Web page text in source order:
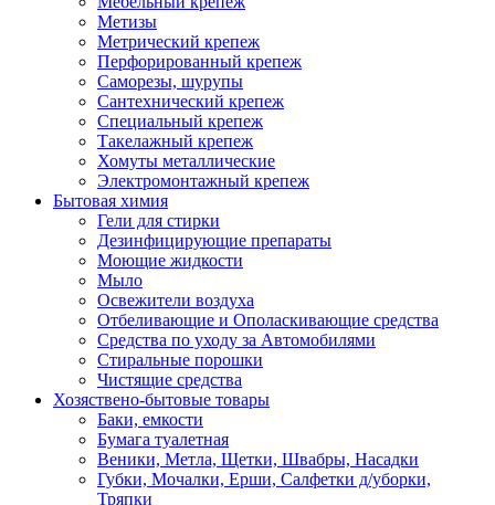
Метизы
Метрический крепеж
Перфорированный крепеж
Саморезы, шурупы
Сантехнический крепеж
Специальный крепеж
Такелажный крепеж
Хомуты металлические
Электромонтажный крепеж
Бытовая химия
Гели для стирки
Дезинфицирующие препараты
Моющие жидкости
Мыло
Освежители воздуха
Отбеливающие и Ополаскивающие средства
Средства по уходу за Автомобилями
Стиральные порошки
Чистящие средства
Хозяствено-бытовые товары
Баки, емкости
Бумага туалетная
Веники, Метла, Щетки, Швабры, Насадки
Губки, Мочалки, Ерши, Салфетки д/уборки,
Тряпки